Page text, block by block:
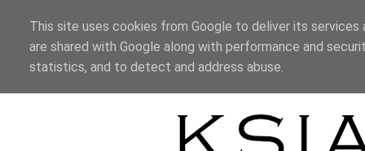
This site uses cookies from Google to deliver its
are shared with Google along with performance and
statistics, and to detect and address abuse.